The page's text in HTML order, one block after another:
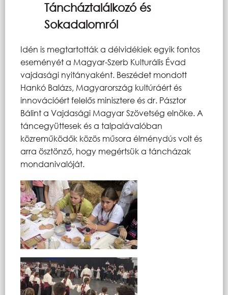
Táncháztalálkozó és
Sokadalomról
Idén is megtartották a délvidékiek egyik fontos
eseményét a Magyar-Szerb Kulturális Évad
vajdasági nyitányaként. Beszédet mondott
Hankó Balázs, Magyarország kultúráért és
innovációért felelős minisztere és dr. Pásztor
Bálint a Vajdasági Magyar Szövetség elnöke. A
táncegyüttesek és a talpalávalóban
közreműködők közös műsora élménydús volt és
arra ösztönző, hogy megértsük a táncházak
mondanivalóját.